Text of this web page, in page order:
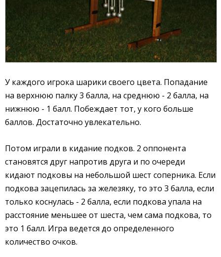
У каждого игрока шарики своего цвета. Попадание
на верхнюю палку 3 балла, на среднюю - 2 балла, на
нижнюю - 1 балл. Побеждает тот, у кого больше
баллов. Достаточно увлекательно.
Потом играли в кидание подков. 2 оппонента
становятся друг напротив друга и по очереди
кидают подковы на небольшой шест соперника. Если
подкова зацепилась за железяку, то это 3 балла, если
только коснулась - 2 балла, если подкова упала на
расстояние меньшее от шеста, чем сама подкова, то
это 1 балл. Игра ведется до определенного
количество очков.